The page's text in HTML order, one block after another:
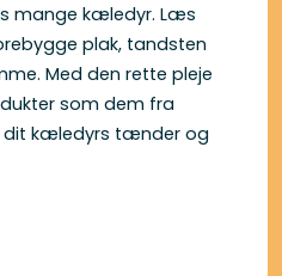
mange kæledyr. Læs
plak, tandsten
Med den rette pleje
som dem fra
dit kæledyrs tænder og